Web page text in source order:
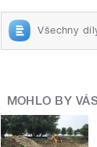
Všechny
MOHLO BY